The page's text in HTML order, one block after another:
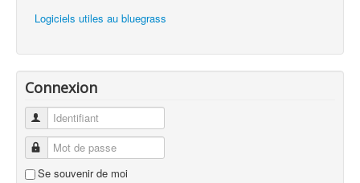
Logiciels utiles au bluegrass
Connexion
Identifiant
Mot de passe
Se souvenir de moi